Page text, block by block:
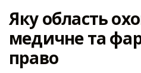
Яку область
медичне та
право